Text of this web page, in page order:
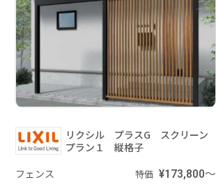
リクシル プラスG スクリーン
プラン１ 縦格子
フェンス
特価 ¥173,800～